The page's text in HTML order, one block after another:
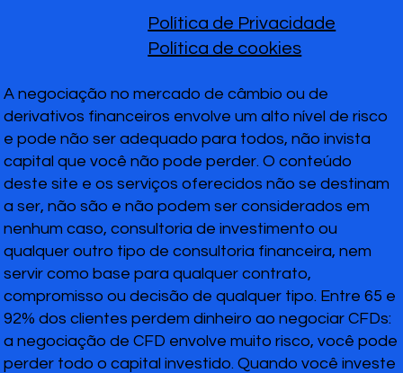
A negociação no mercado de câmbio ou de
derivativos financeiros envolve um alto nível de risco
e pode não ser adequado para todos, não invista
capital que você não pode perder. O conteúdo
deste site e os serviços oferecidos não se destinam
a ser, não são e não podem ser considerados em
nenhum caso, consultoria de investimento ou
qualquer outro tipo de consultoria financeira, nem
servir como base para qualquer contrato,
compromisso ou decisão de qualquer tipo. Entre 65 e
92% dos clientes perdem dinheiro ao negociar CFDs:
a negociação de CFD envolve muito risco, você pode
perder todo o capital investido. Quando você investe
Política de Privacidade
Política de cookies